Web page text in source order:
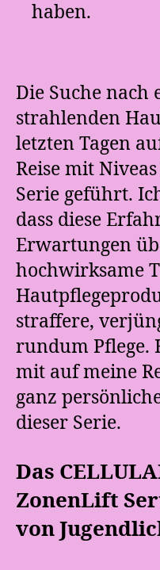
haben.
Die Suche nach
strahlenden
letzten Tagen
Reise mit
Serie geführt.
dass diese
Erwartungen
hochwirksame
straffere,
rundum Pflege.
mit auf meine
ganz
dieser Serie.
Das
ZonenLift
von